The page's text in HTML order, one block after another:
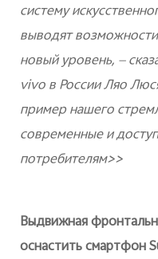
систему
выводят
новый уровень, —
vivo в России Ляо
пример нашего
современные и
потребителям>>
Выдвижная
оснастить смартфон